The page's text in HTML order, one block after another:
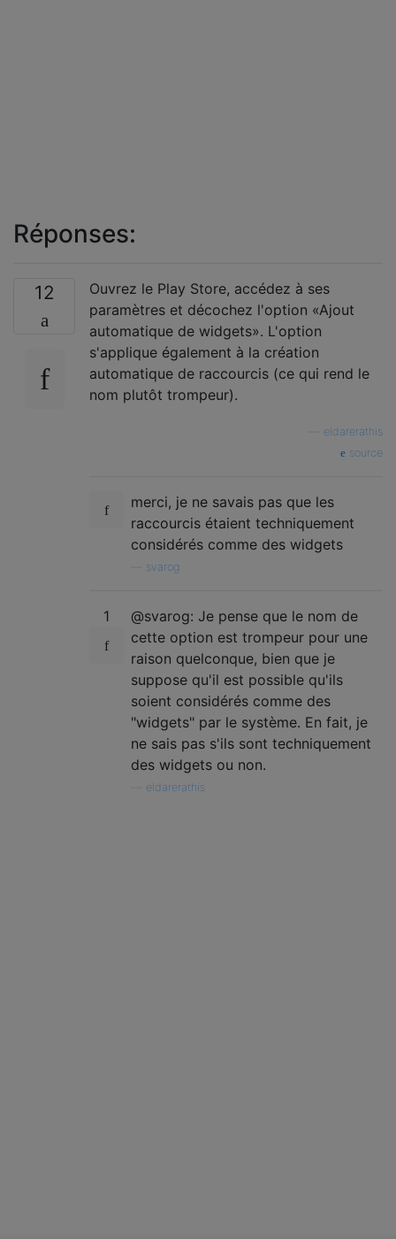
Réponses:
12
Ouvrez le Play Store, accédez à ses
paramètres et décochez l'option «Ajout
automatique de widgets». L'option
s'applique également à la création
automatique de raccourcis (ce qui rend le
nom plutôt trompeur).
eldarerathis
source
merci, je ne savais pas que les
raccourcis étaient techniquement
considérés comme des widgets
svarog
1
@svarog: Je pense que le nom de
cette option est trompeur pour une
raison quelconque, bien que je
suppose qu'il est possible qu'ils
soient considérés comme des
"widgets" par le système. En fait, je
ne sais pas s'ils sont techniquement
des widgets ou non.
eldarerathis